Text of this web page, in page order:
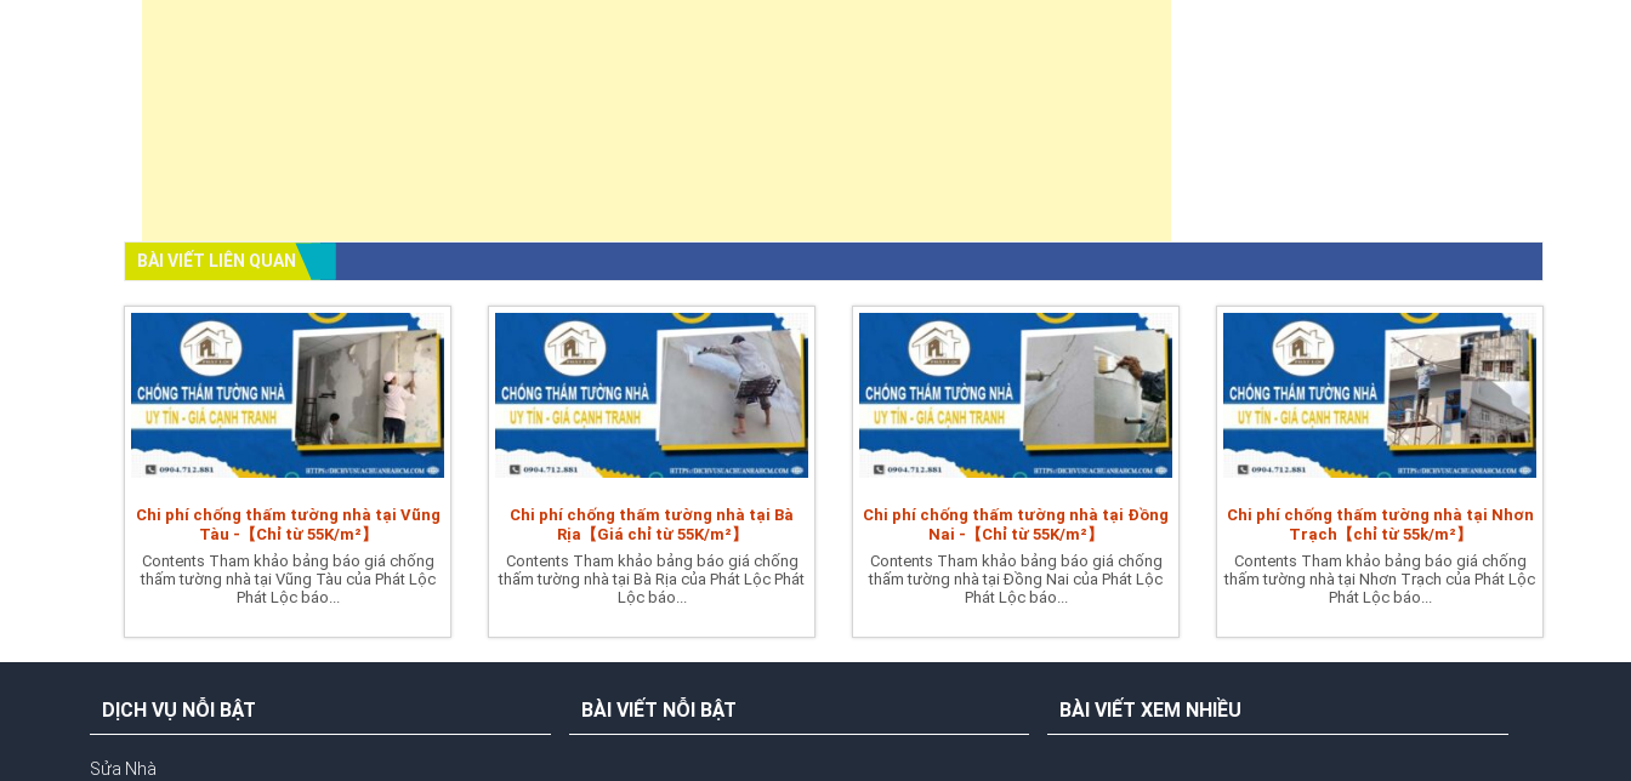
BÀI VIẾT LIÊN QUAN
Chi phí chống thấm tường nhà tại Vũng
Tàu -【Chỉ từ 55K/m²】
Contents Tham khảo bảng báo giá chống
thấm tường nhà tại Vũng Tàu của Phát Lộc
Phát Lộc báo...
Chi phí chống thấm tường nhà tại Bà
Rịa【Giá chỉ từ 55K/m²】
Contents Tham khảo bảng báo giá chống
thấm tường nhà tại Bà Rịa của Phát Lộc Phát
Lộc báo...
Chi phí chống thấm tường nhà tại Đồng
Nai -【Chỉ từ 55K/m²】
Contents Tham khảo bảng báo giá chống
thấm tường nhà tại Đồng Nai của Phát Lộc
Phát Lộc báo...
Chi phí chống thấm tường nhà tại Nhơn
Trạch【chỉ từ 55k/m²】
Contents Tham khảo bảng báo giá chống
thấm tường nhà tại Nhơn Trạch của Phát Lộc
Phát Lộc báo...
DỊCH VỤ NỖI BẬT
Sửa Nhà
BÀI VIẾT NỖI BẬT BÀI VIẾT XEM NHIỀU